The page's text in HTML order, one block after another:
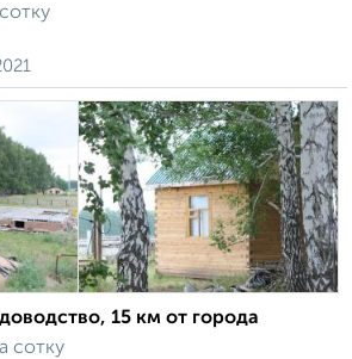
15 км от города
сотку